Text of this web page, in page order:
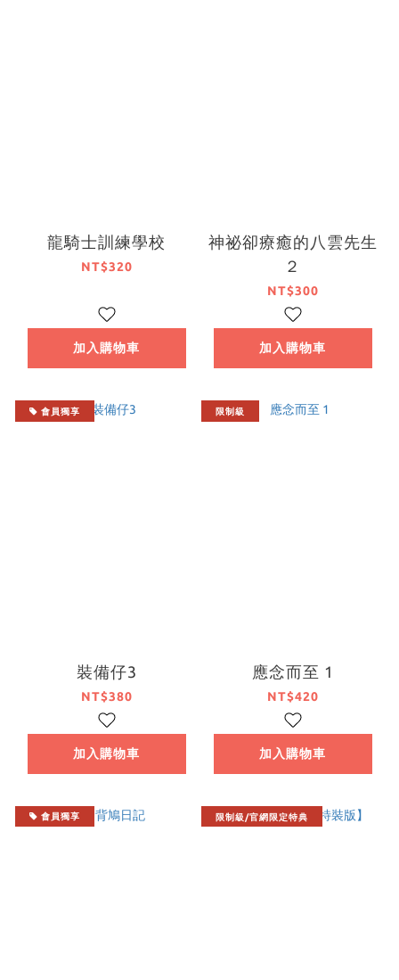
龍騎士訓練學校
NT$320
加入購物車
神祕卻療癒的八雲先生
２
NT$300
加入購物車
會員獨享
裝備仔3
NT$380
加入購物車
限制級
應念而至 1
NT$420
加入購物車
會員獨享 限制級/官網限定特典